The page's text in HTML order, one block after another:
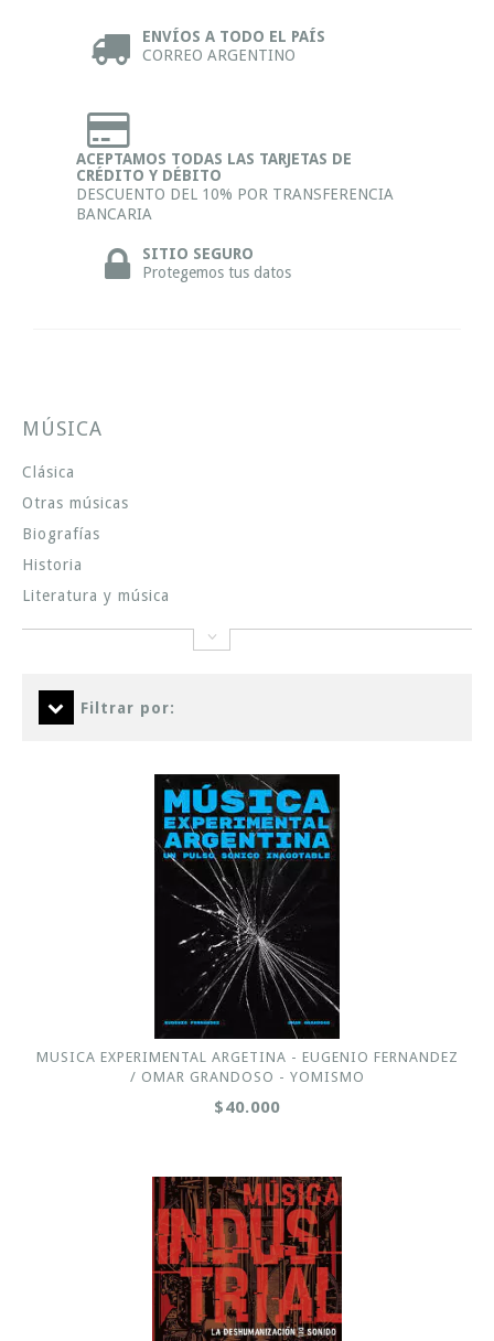
ENVÍOS A TODO EL PAÍS
CORREO ARGENTINO
ACEPTAMOS TODAS LAS TARJETAS DE
CRÉDITO Y DÉBITO
DESCUENTO DEL 10% POR TRANSFERENCIA
BANCARIA
SITIO SEGURO
Protegemos tus datos
MÚSICA
Clásica
Otras músicas
Biografías
Historia
Literatura y música
Filtrar por:
MUSICA EXPERIMENTAL ARGETINA - EUGENIO FERNANDEZ
/ OMAR GRANDOSO - YOMISMO
$40.000